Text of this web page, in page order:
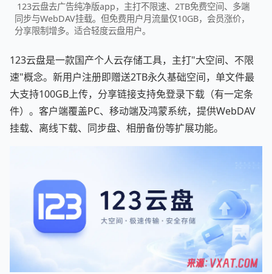
123云盘去广告纯净版app，主打不限速、2TB免费空间、多端
同步与WebDAV挂载。但免费用户月流量仅10GB，会员涨价，
分享限制增多。适合轻度云盘用户。
123云盘是一款国产个人云存储工具，主打"大空间、不限
速"概念。新用户注册即赠送2TB永久基础空间，单文件最
大支持100GB上传，分享链接支持免登录下载（有一定条
件）。客户端覆盖PC、移动端及鸿蒙系统，提供WebDAV
挂载、离线下载、同步盘、相册备份等扩展功能。